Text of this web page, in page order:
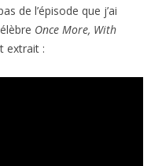
de l’épisode que j’ai
Once More, With
extrait :